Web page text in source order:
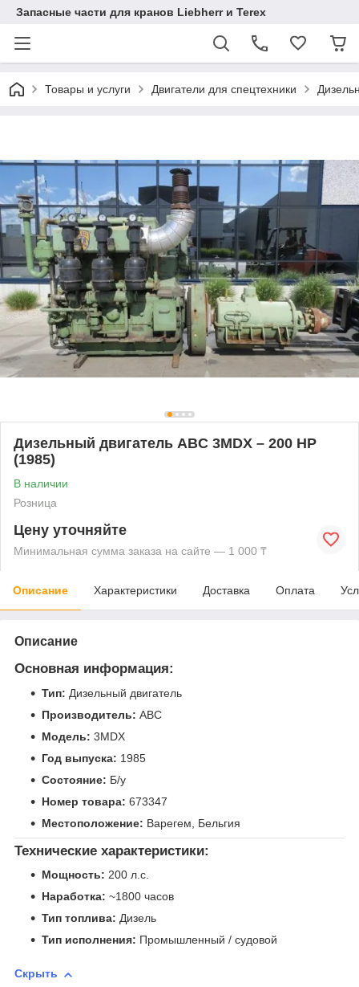
Запасные части для кранов Liebherr и Terex
Товары и услуги Двигатели для спецтехники
Дизельный двигатель ABC 3MDX – 200 HP
(1985)
В наличии
Розница
Цену уточняйте
Минимальная сумма заказа на сайте — 1 000 ₸
Описание Характеристики Доставка Оплата
Описание
Основная информация:
Тип: Дизельный двигатель
Производитель: ABC
Модель: 3MDX
Год выпуска: 1985
Состояние: Б/у
Номер товара: 673347
Местоположение: Варегем, Бельгия
Технические характеристики:
Мощность: 200 л.с.
Наработка: ~1800 часов
Тип топлива: Дизель
Тип исполнения: Промышленный / судовой
Скрыть